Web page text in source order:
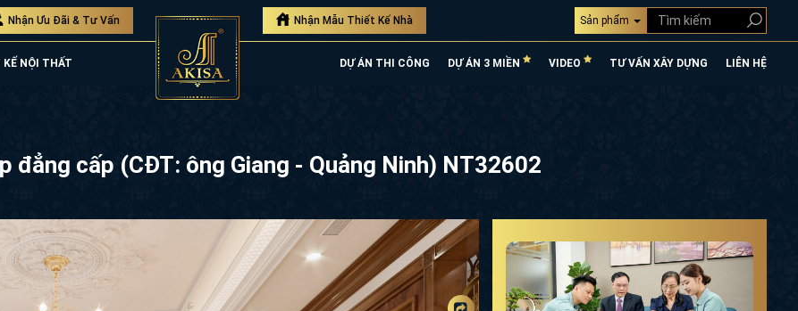
Nhận Ưu Đãi & Tư Vấn Nhận Mẫu Thiết Kế Nhà Sản phẩm
KẾ NỘI THẤT DỰ ÁN THI CÔNG DỰ ÁN 3 MIỀN VIDEO TƯ VẤN XÂY DỰNG LIÊN HỆ
đẳng cấp (CĐT: ông Giang - Quảng Ninh) NT32602